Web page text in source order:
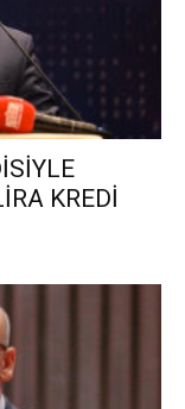
KREDİ